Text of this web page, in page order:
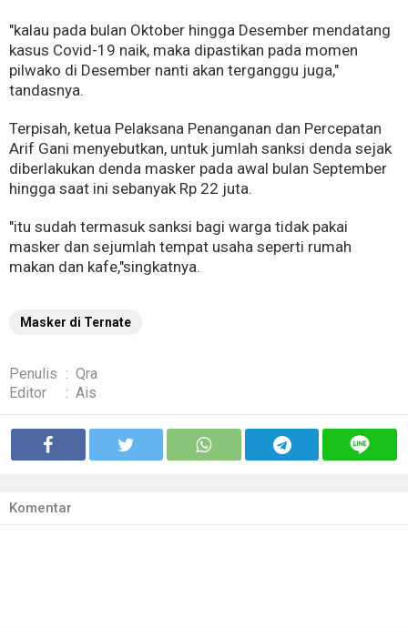
"kalau pada bulan Oktober hingga Desember mendatang
kasus Covid-19 naik, maka dipastikan pada momen
pilwako di Desember nanti akan terganggu juga,"
tandasnya.
Terpisah, ketua Pelaksana Penanganan dan Percepatan
Arif Gani menyebutkan, untuk jumlah sanksi denda sejak
diberlakukan denda masker pada awal bulan September
hingga saat ini sebanyak Rp 22 juta.
"itu sudah termasuk sanksi bagi warga tidak pakai
masker dan sejumlah tempat usaha seperti rumah
makan dan kafe,"singkatnya.
Masker di Ternate
Penulis : Qra
Editor
: Ais
Komentar